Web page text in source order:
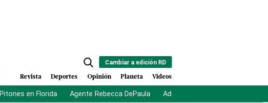
Cambiar a edición RD
Revista Deportes Opinión Planeta Videos
Pitones en Florida Agente Rebecca DePaula Adriano Espaillat